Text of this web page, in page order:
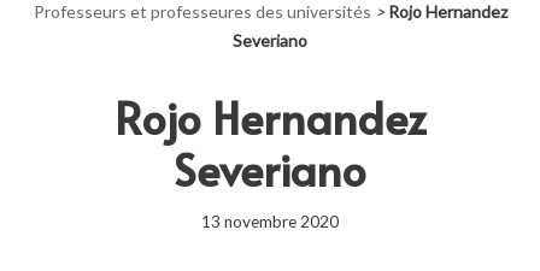
Professeurs et professeures des universités > Rojo Hernandez
Severiano
Rojo Hernandez
Severiano
13 novembre 2020